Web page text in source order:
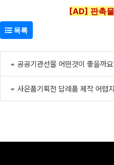
[AD] 판촉
목록
공공기관선물 어떤것이 좋을까
사은품기획전 답례품 제작 어렵